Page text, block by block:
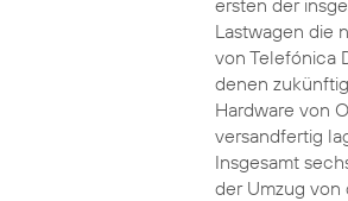
ersten der
Lastwagen die
von Telefónica
denen
Hardware von O
versandfertig
Insgesamt
der Umzug von